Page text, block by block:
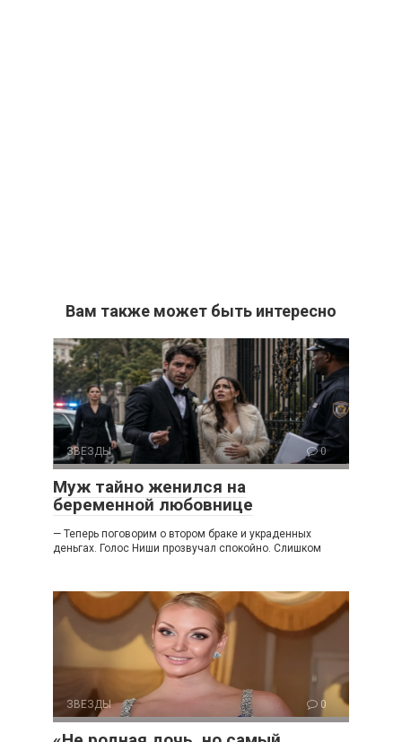
Вам также может быть интересно
ЗВЕЗДЫ 0
Муж тайно женился на
беременной любовнице
— Теперь поговорим о втором браке и украденных
деньгах. Голос Ниши прозвучал спокойно. Слишком
ЗВЕЗДЫ 0